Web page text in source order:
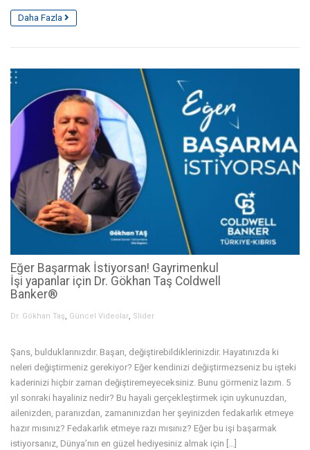
Daha Fazla
Eğer Başarmak İstiyorsan! Gayrimenkul
İşi yapanlar için Dr. Gökhan Taş Coldwell
Banker®️
Dr. Gökhan Taş, Güncel Videolar, Slider
Şans, bulduklarınızdır. Başarı, değiştirebildiklerinizdir. Hayatınızda ki
neleri değiştirmeniz gerekiyor? Eğer kendinizi değiştirmezseniz bu işteki
kaderinizi hiçbir zaman değiştiremeyeceksiniz. Bunu görmeniz lazım. 5
yıl sonraki hayaliniz nedir? Bu hayali gerçekleştirmek için uykunuzdan,
ailenizden, paranızdan, zamanınızdan her şeyinizden fedakarlık etmeye
hazır mısınız? Fedakarlık etmeye razı mısınız? Eğer bu işi başarmak
istiyorsanız, Dünya’nın en güzel hediyesiniz almak için […]